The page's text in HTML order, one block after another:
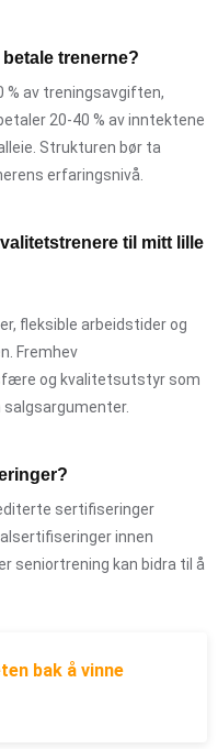
trenerne?
% av treningsavgiften,
20-40 % av inntektene
Strukturen bør ta
erfaringsnivå.
til mitt lille
fleksible arbeidstider og
Fremhev
og kvalitetsutstyr som
salgsargumenter.
sertifiseringer
innen
seniortrening kan bidra til å
bak å vinne